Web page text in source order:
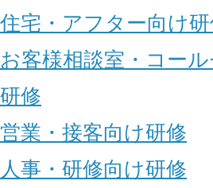
住宅・アフター向け
お客様相談室・コー
研修
営業・接客向け研修
人事・研修向け研修